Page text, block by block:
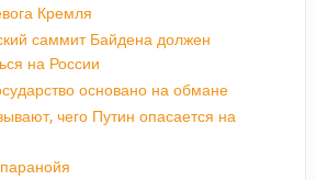
Кремля
саммит Байдена должен
на России
основано на обмане
чего Путин опасается на